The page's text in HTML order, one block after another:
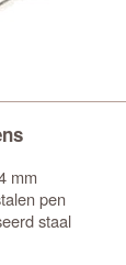
mm
pen
staal